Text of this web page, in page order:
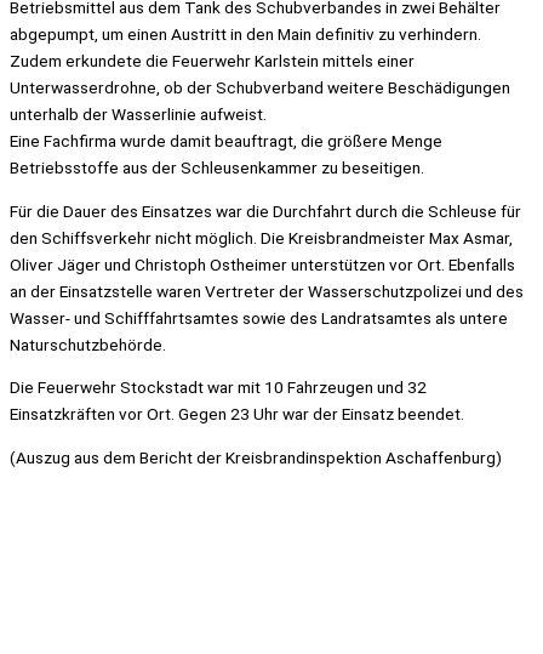
Betriebsmittel aus dem Tank des Schubverbandes in zwei Behälter
abgepumpt, um einen Austritt in den Main definitiv zu verhindern.
Zudem erkundete die Feuerwehr Karlstein mittels einer
Unterwasserdrohne, ob der Schubverband weitere Beschädigungen
unterhalb der Wasserlinie aufweist.
Eine Fachfirma wurde damit beauftragt, die größere Menge
Betriebsstoffe aus der Schleusenkammer zu beseitigen.
Für die Dauer des Einsatzes war die Durchfahrt durch die Schleuse für
den Schiffsverkehr nicht möglich. Die Kreisbrandmeister Max Asmar,
Oliver Jäger und Christoph Ostheimer unterstützen vor Ort. Ebenfalls
an der Einsatzstelle waren Vertreter der Wasserschutzpolizei und des
Wasser- und Schifffahrtsamtes sowie des Landratsamtes als untere
Naturschutzbehörde.
Die Feuerwehr Stockstadt war mit 10 Fahrzeugen und 32
Einsatzkräften vor Ort. Gegen 23 Uhr war der Einsatz beendet.
(Auszug aus dem Bericht der Kreisbrandinspektion Aschaffenburg)